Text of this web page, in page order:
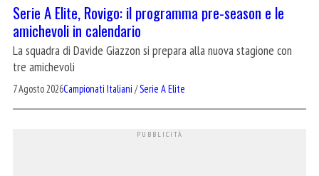
Serie A Elite, Rovigo: il programma pre-season e le
amichevoli in calendario
La squadra di Davide Giazzon si prepara alla nuova stagione con
tre amichevoli
7 Agosto 2026Campionati Italiani /Serie A Elite